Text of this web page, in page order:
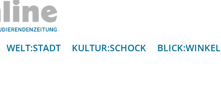
WELT:STADT KULTUR:SCHOCK BLICK:WINKEL